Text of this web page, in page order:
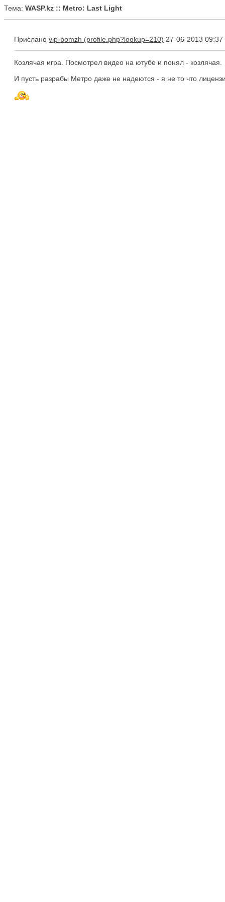
Тема: WASP.kz :: Metro: Last Light
Прислано vip-bomzh 27-06-2013 09:37
Козлячая игра. Посмотрел видео на ютубе и понял - козлячая.
И пусть разрабы Метро даже не надеются - я не то что